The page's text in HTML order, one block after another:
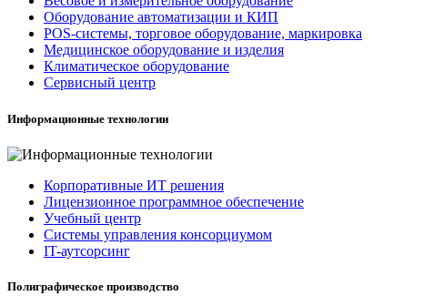
Оборудование автоматизации и КИП
POS-системы, торговое оборудование, маркировка
Медицинское оборудование и изделия
Климатическое оборудование
Сервисный центр
Информационные технологии
Корпоративные ИТ решения
Лицензионное программное обеспечение
Учебный центр
Системы управления консорциумом
IT-аутсорсинг
Полиграфическое производство